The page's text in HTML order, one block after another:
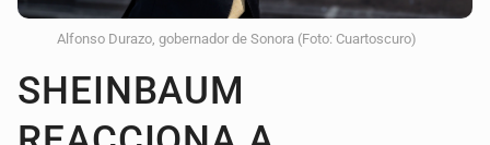
Alfonso Durazo, gobernador de Sonora (Foto: Cuartoscuro)
SHEINBAUM